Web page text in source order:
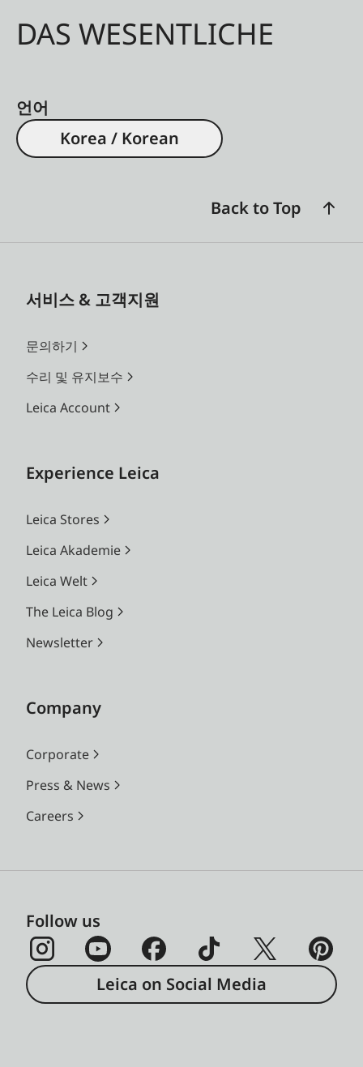
DAS WESENTLICHE
언어
Korea / Korean
Back to Top
서비스 & 고객지원
문의하기
수리 및 유지보수
Leica Account
Experience Leica
Leica Stores
Leica Akademie
Leica Welt
The Leica Blog
Newsletter
Company
Corporate
Press & News
Careers
Follow us
Leica on Social Media